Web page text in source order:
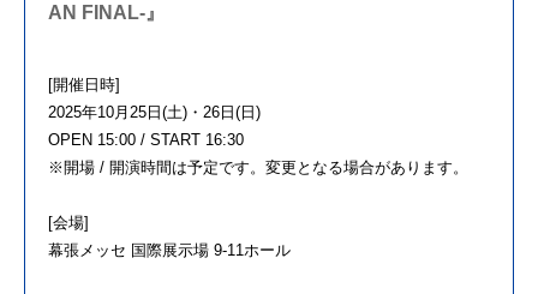
AN FINAL-』
[開催日時]
2025年10月25日(土)・26日(日)
OPEN 15:00 / START 16:30
※開場 / 開演時間は予定です。変更となる場合があります。
[会場]
幕張メッセ 国際展示場 9-11ホール